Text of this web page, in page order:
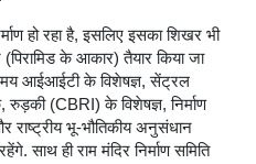
हो रहा है, इसलिए इसका शिखर भी
(पिरामिड के आकार) तैयार किया जा
आईआईटी के विशेषज्ञ, सेंट्रल
रुड़की (CBRI) के विशेषज्ञ, निर्माण
राष्ट्रीय भू-भौतिकीय अनुसंधान
साथ ही राम मंदिर निर्माण समिति